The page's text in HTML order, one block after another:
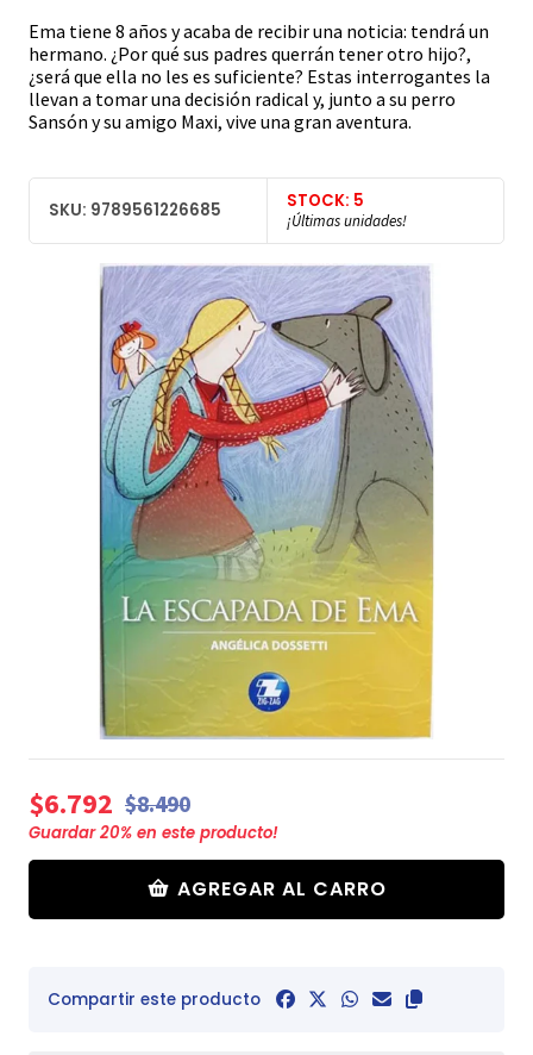
Ema tiene 8 años y acaba de recibir una noticia: tendrá un
hermano. ¿Por qué sus padres querrán tener otro hijo?,
¿será que ella no les es suficiente? Estas interrogantes la
llevan a tomar una decisión radical y, junto a su perro
Sansón y su amigo Maxi, vive una gran aventura.
SKU: 9789561226685 STOCK: 5
¡Últimas unidades!
$6.792 $8.490
Guardar20% en este producto!
AGREGAR AL CARRO
Compartir este producto